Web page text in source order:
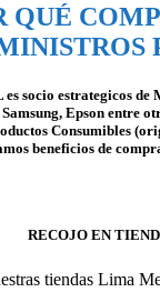
QUÉ
socio estrategicos
Epson entre
Consumibles
beneficios de
RECOJO EN
tiendas Lima